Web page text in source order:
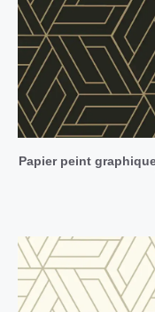
Papier peint